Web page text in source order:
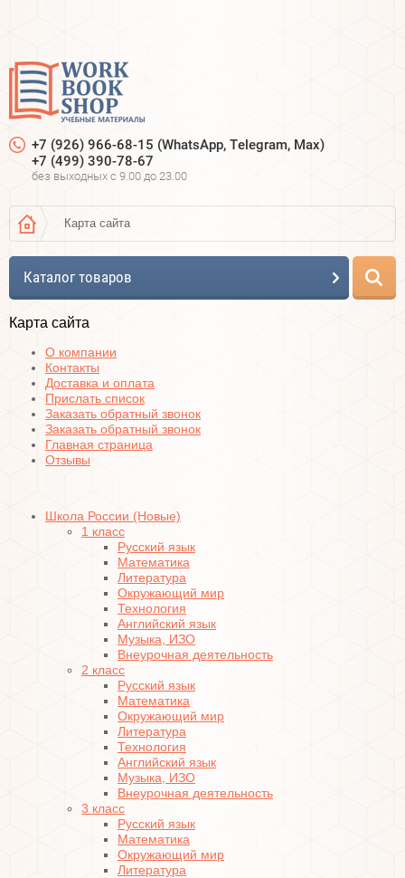
+7 (926) 966-68-15 (WhatsApp, Telegram, Max)
+7 (499) 390-78-67
без выходных c 9.00 до 23.00
Карта сайта
Каталог товаров
Карта сайта
О компании
Контакты
Доставка и оплата
Прислать список
Заказать обратный звонок
Заказать обратный звонок
Главная страница
Отзывы
Школа России (Новые)
1 класс
Русский язык
Математика
Литература
Окружающий мир
Технология
Английский язык
Музыка, ИЗО
Внеурочная деятельность
2 класс
Русский язык
Математика
Окружающий мир
Литература
Технология
Английский язык
Музыка, ИЗО
Внеурочная деятельность
3 класс
Русский язык
Математика
Окружающий мир
Литература